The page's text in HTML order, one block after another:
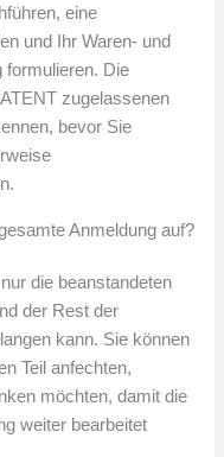
eine
und Ihr Waren- und
formulieren. Die
zugelassenen
bevor Sie
Anmeldung auf?
die beanstandeten
der Rest der
kann. Sie können
Teil anfechten,
möchten, damit die
weiter bearbeitet